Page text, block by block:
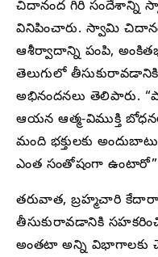
చిదానంద గిరి సందేశాన్ని
వినిపించారు. స్వామి
ఆశీర్వాదాన్ని పంపి,
తెలుగులో
అభినందనలు తెలిపారు.
ఆయన ఆత్మ-విముక్తి
మంది భక్తులకు
ఎంత సంతోషంగా
తరువాత, బ్రహ్మచారి
తీసుకురావడానికి
అంతటా అన్ని విభాగాలకు